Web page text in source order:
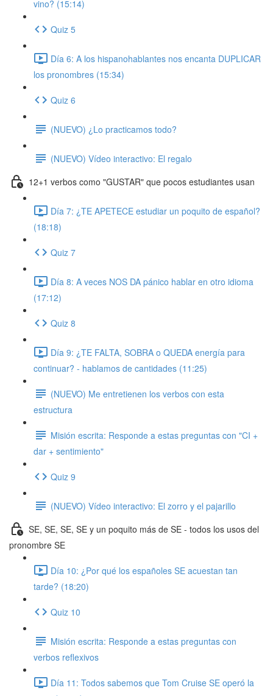
vino? (15:14)
Quiz 5
Día 6: A los hispanohablantes nos encanta DUPLICAR
los pronombres (15:34)
Quiz 6
(NUEVO) ¿Lo practicamos todo?
(NUEVO) Vídeo interactivo: El regalo
12+1 verbos como "GUSTAR" que pocos estudiantes usan
Día 7: ¿TE APETECE estudiar un poquito de español?
(18:18)
Quiz 7
Día 8: A veces NOS DA pánico hablar en otro idioma
(17:12)
Quiz 8
Día 9: ¿TE FALTA, SOBRA o QUEDA energía para
continuar? - hablamos de cantidades (11:25)
(NUEVO) Me entretienen los verbos con esta
estructura
Misión escrita: Responde a estas preguntas con "CI +
dar + sentimiento"
Quiz 9
(NUEVO) Vídeo interactivo: El zorro y el pajarillo
SE, SE, SE, SE y un poquito más de SE - todos los usos del
pronombre SE
Día 10: ¿Por qué los españoles SE acuestan tan
tarde? (18:20)
Quiz 10
Misión escrita: Responde a estas preguntas con
verbos reflexivos
Día 11: Todos sabemos que Tom Cruise SE operó la